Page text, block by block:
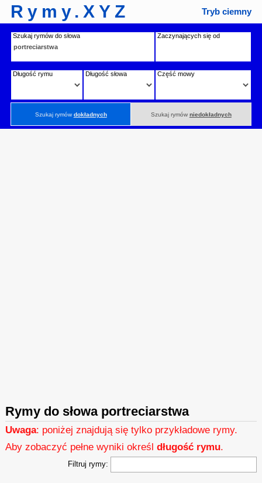
Rymy.XYZ Tryb ciemny
Szukaj rymów do słowa Zaczynających się od
Długość rymu Długość słowa Część mowy
Szukaj rymówdokładnych Szukaj rymów niedokładnych
Rymy do słowa portreciarstwa
Uwaga: poniżej znajdują się tylko przykładowe rymy.
Aby zobaczyć pełne wyniki określdługość rymu.
Filtruj rymy: